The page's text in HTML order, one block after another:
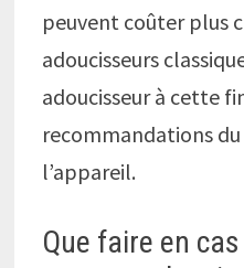
peuvent coûter plus
adoucisseurs
adoucisseur à cette
recommandations
l’appareil.
Que faire en